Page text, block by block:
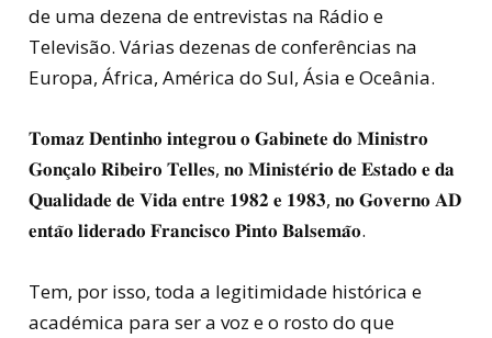
de uma dezena de entrevistas na Rádio e
Televisão. Várias dezenas de conferências na
Europa, África, América do Sul, Ásia e Oceânia.
𝐓𝐨𝐦𝐚𝐳 𝐃𝐞𝐧𝐭𝐢𝐧𝐡𝐨 𝐢𝐧𝐭𝐞𝐠𝐫𝐨𝐮 𝐨 𝐆𝐚𝐛𝐢𝐧𝐞𝐭𝐞 𝐝𝐨 𝐌𝐢𝐧𝐢𝐬𝐭𝐫𝐨
𝐆𝐨𝐧𝐜̧𝐚𝐥𝐨 𝐑𝐢𝐛𝐞𝐢𝐫𝐨 𝐓𝐞𝐥𝐥𝐞𝐬, 𝐧𝐨 𝐌𝐢𝐧𝐢𝐬𝐭𝐞́𝐫𝐢𝐨 𝐝𝐞 𝐄𝐬𝐭𝐚𝐝𝐨 𝐞 𝐝𝐚
𝐐𝐮𝐚𝐥𝐢𝐝𝐚𝐝𝐞 𝐝𝐞 𝐕𝐢𝐝𝐚 𝐞𝐧𝐭𝐫𝐞 𝟏𝟗𝟖𝟐 𝐞 𝟏𝟗𝟖𝟑, 𝐧𝐨 𝐆𝐨𝐯𝐞𝐫𝐧𝐨 𝐀𝐃
𝐞𝐧𝐭𝐚̃𝐨 𝐥𝐢𝐝𝐞𝐫𝐚𝐝𝐨 𝐅𝐫𝐚𝐧𝐜𝐢𝐬𝐜𝐨 𝐏𝐢𝐧𝐭𝐨 𝐁𝐚𝐥𝐬𝐞𝐦𝐚̃𝐨.
Tem, por isso, toda a legitimidade histórica e
académica para ser a voz e o rosto do que